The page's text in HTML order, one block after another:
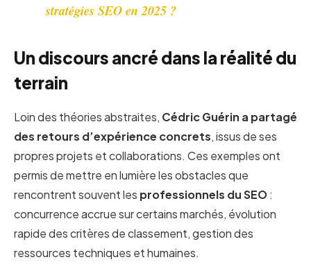
stratégies SEO en 2025 ?
Un discours ancré dans la réalité du
terrain
Loin des théories abstraites, Cédric Guérin a partagé
des retours d’expérience concrets, issus de ses
propres projets et collaborations. Ces exemples ont
permis de mettre en lumière les obstacles que
rencontrent souvent les professionnels du SEO:
concurrence accrue sur certains marchés, évolution
rapide des critères de classement, gestion des
ressources techniques et humaines.